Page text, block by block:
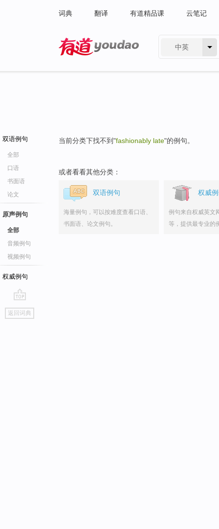
词典 翻译 有道精品课 云笔记
中英
双语例句
全部
口语
书面语
论文
原声例句
全部
音频例句
视频例句
权威例句
go
top
返回词典
当前分类下找不到"fashionably late"的例句。
或者看看其他分类：
双语例句
海量例句，可以按难度查看口语、
书面语、论文例句。
权威
例句来自权威英文
等，提供最专业的